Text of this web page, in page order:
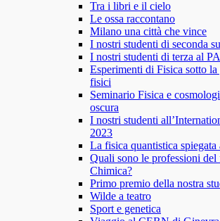
Tra i libri e il cielo
Le ossa raccontano
Milano una città che vince
I nostri studenti di seconda
I nostri studenti di terza al
Esperimenti di Fisica sotto
fisici
Seminario Fisica e
oscura
I nostri studenti
2023
La fisica quantistica spiegata
Quali sono le professioni del
Chimica?
Primo premio della nostra
Wilde a teatro
Sport e genetica